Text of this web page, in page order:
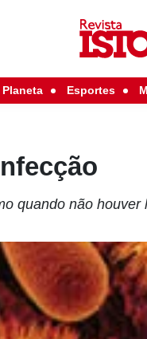
Planeta Esportes
quando não houver